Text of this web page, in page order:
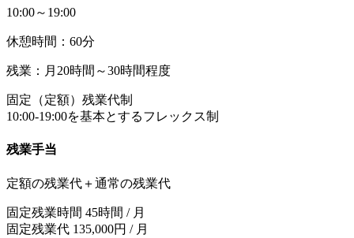
10:00～19:00
休憩時間：60分
残業：月20時間～30時間程度
固定（定額）残業代制
10:00-19:00を基本とするフレックス制
残業手当
定額の残業代＋通常の残業代
固定残業時間 45時間 / 月
固定残業代 135,000円 / 月